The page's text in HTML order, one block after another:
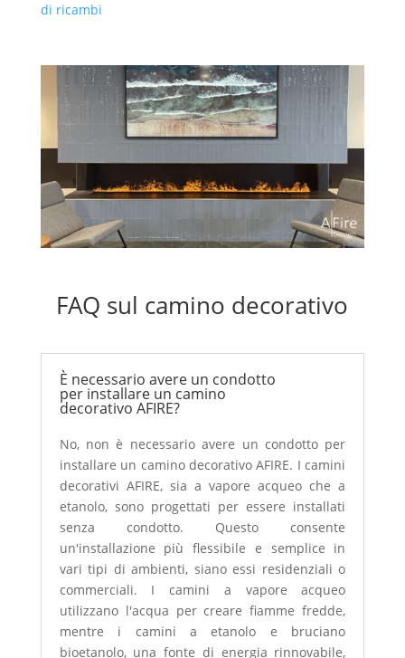
di ricambi
FAQ sul camino decorativo
È necessario avere un condotto
per installare un camino
decorativo AFIRE?
No, non è necessario avere un condotto per
installare un camino decorativo AFIRE. I camini
decorativi AFIRE, sia a vapore acqueo che a
etanolo, sono progettati per essere installati
senza condotto. Questo consente
un'installazione più flessibile e semplice in
vari tipi di ambienti, siano essi residenziali o
commerciali. I camini a vapore acqueo
utilizzano l'acqua per creare fiamme fredde,
mentre i camini a etanolo e bruciano
bioetanolo, una fonte di energia rinnovabile,